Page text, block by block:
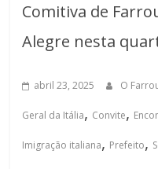
Comitiva de
Alegre nesta
abril 23, 2025 O
Geral da Itália, Convite,
Imigração italiana, Prefeito,